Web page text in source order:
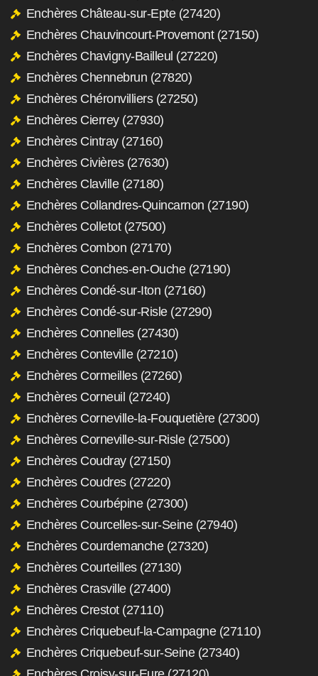
Enchères Château-sur-Epte (27420)
Enchères Chauvincourt-Provemont (27150)
Enchères Chavigny-Bailleul (27220)
Enchères Chennebrun (27820)
Enchères Chéronvilliers (27250)
Enchères Cierrey (27930)
Enchères Cintray (27160)
Enchères Civières (27630)
Enchères Claville (27180)
Enchères Collandres-Quincarnon (27190)
Enchères Colletot (27500)
Enchères Combon (27170)
Enchères Conches-en-Ouche (27190)
Enchères Condé-sur-Iton (27160)
Enchères Condé-sur-Risle (27290)
Enchères Connelles (27430)
Enchères Conteville (27210)
Enchères Cormeilles (27260)
Enchères Corneuil (27240)
Enchères Corneville-la-Fouquetière (27300)
Enchères Corneville-sur-Risle (27500)
Enchères Coudray (27150)
Enchères Coudres (27220)
Enchères Courbépine (27300)
Enchères Courcelles-sur-Seine (27940)
Enchères Courdemanche (27320)
Enchères Courteilles (27130)
Enchères Crasville (27400)
Enchères Crestot (27110)
Enchères Criquebeuf-la-Campagne (27110)
Enchères Criquebeuf-sur-Seine (27340)